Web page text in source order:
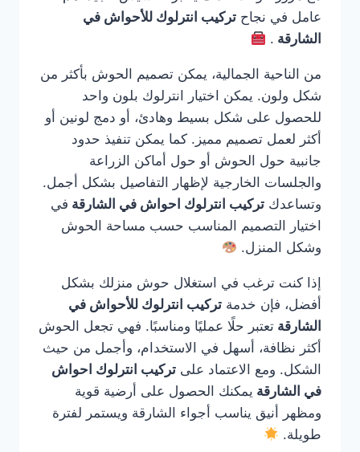
عامل في نجاح تركيب انترلوك للأحواش في
الشارقة .
من الناحية الجمالية، يمكن تصميم الحوش بأكثر من
شكل ولون. يمكن اختيار انترلوك بلون واحد
للحصول على شكل بسيط وهادئ، أو دمج لونين أو
أكثر لعمل تصميم مميز. كما يمكن تنفيذ حدود
جانبية حول الحوش أو حول أماكن الزراعة
والجلسات الخارجية لإظهار التفاصيل بشكل أجمل.
وتساعدك تركيب انترلوك احواش في الشارقة في
اختيار التصميم المناسب حسب مساحة الحوش
وشكل المنزل.
إذا كنت ترغب في استغلال حوش منزلك بشكل
أفضل، فإن خدمة تركيب انترلوك للأحواش في
الشارقة تعتبر حلًا عمليًا ومناسبًا. فهي تجعل الحوش
أكثر نظافة، أسهل في الاستخدام، وأجمل من حيث
الشكل. ومع الاعتماد على تركيب انترلوك احواش
في الشارقة يمكنك الحصول على أرضية قوية
ومظهر أنيق يناسب أجواء الشارقة ويستمر لفترة
طويلة.